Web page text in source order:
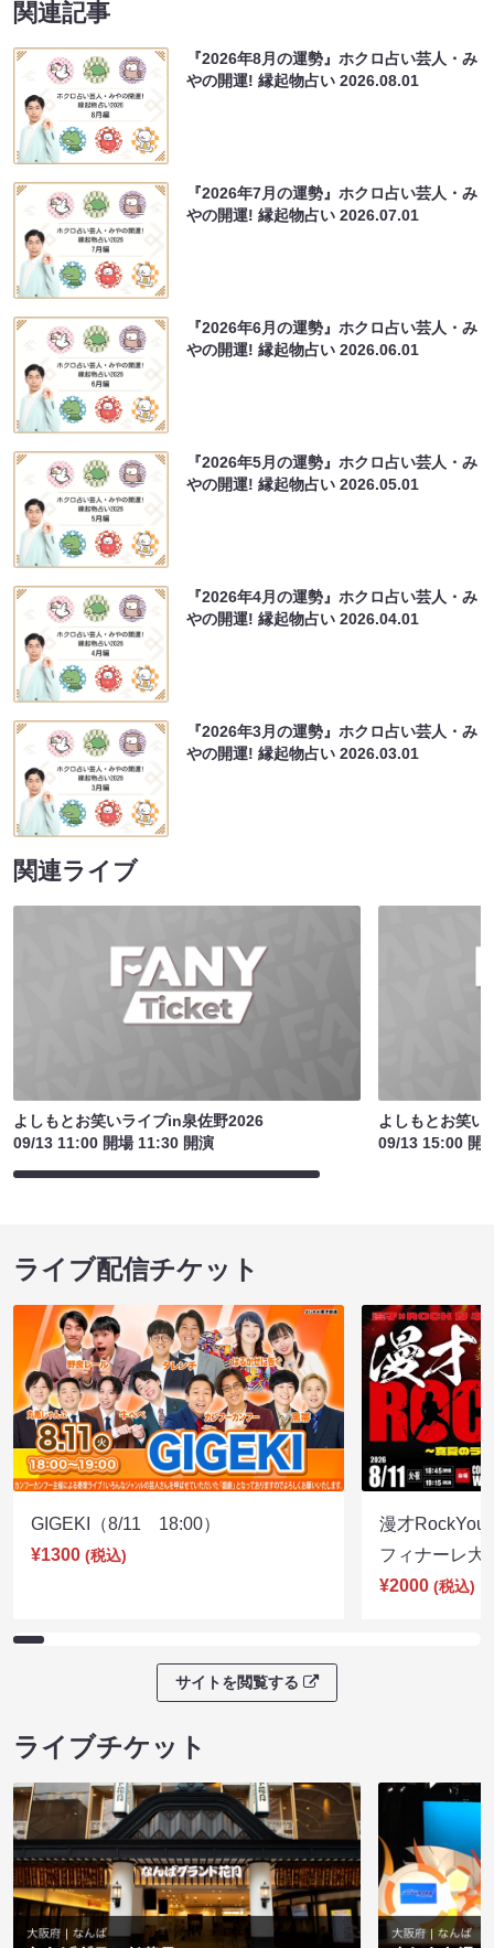
関連記事
『2026年8月の運勢』ホクロ占い芸人・み
やの開運! 縁起物占い2026.08.01
『2026年7月の運勢』ホクロ占い芸人・み
やの開運! 縁起物占い2026.07.01
『2026年6月の運勢』ホクロ占い芸人・み
やの開運! 縁起物占い2026.06.01
『2026年5月の運勢』ホクロ占い芸人・み
やの開運! 縁起物占い2026.05.01
『2026年4月の運勢』ホクロ占い芸人・み
やの開運! 縁起物占い2026.04.01
『2026年3月の運勢』ホクロ占い芸人・み
やの開運! 縁起物占い2026.03.01
関連ライブ
よしもとお笑いライブin泉佐野2026
09/13 11:00 開場 11:30 開演
よしもとお笑
09/13 15:00 開
ライブ配信チケット
GIGEKI（8/11 18:00）
¥1300 (税込)
漫才RockYou
フィナーレ
¥2000 (税込)
サイトを閲覧する
ライブチケット